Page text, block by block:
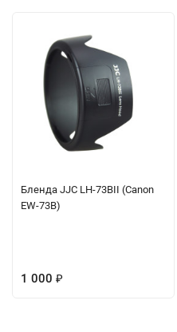
Бленда JJC LH-73BII (Canon
EW-73B)
1 000 ₽